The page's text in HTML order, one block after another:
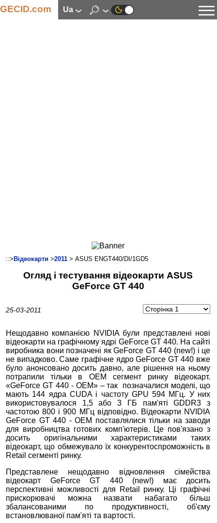
GECID.com ua
Смартфони
Комунікації
Автоелектроніка
::> Відеокарти >2011 > ASUS ENGT440/DI/1GD5
Огляд і тестування відеокарти ASUS
GeForce GT 440
25-03-2011
Нещодавно компанією NVIDIA були представлені нові
відеокарти на графічному ядрі GeForce GT 440. На сайті
виробника вони позначені як GeForce GT 440 (new!) і це
не випадково. Саме графічне ядро GeForce GT 440 вже
було анонсовано досить давно, але рішення на ньому
потрапили тільки в OEM сегмент ринку відеокарт.
«GeForce GT 440 - OEM» – так позначалися моделі, що
мають 144 ядра CUDA і частоту GPU 594 МГц. У них
використовувалося 1,5 або 3 ГБ пам'яті GDDR3 з
частотою 800 і 900 МГц відповідно. Відеокарти NVIDIA
GeForce GT 440 - OEM поставлялися тільки на заводи
для виробництва готових комп'ютерів. Це пов'язано з
досить оригінальними характеристиками таких
відеокарт, що обмежувало їх конкурентоспроможність в
Retail сегменті ринку.
Представлене нещодавно відновлення сімейства
відеокарт GeForce GT 440 (new!) має досить
перспективні можливості для Retail ринку. Ці графічні
прискорювачі можна назвати набагато більш
збалансованими по продуктивності, об'єму
встановлюваної пам'яті та вартості.